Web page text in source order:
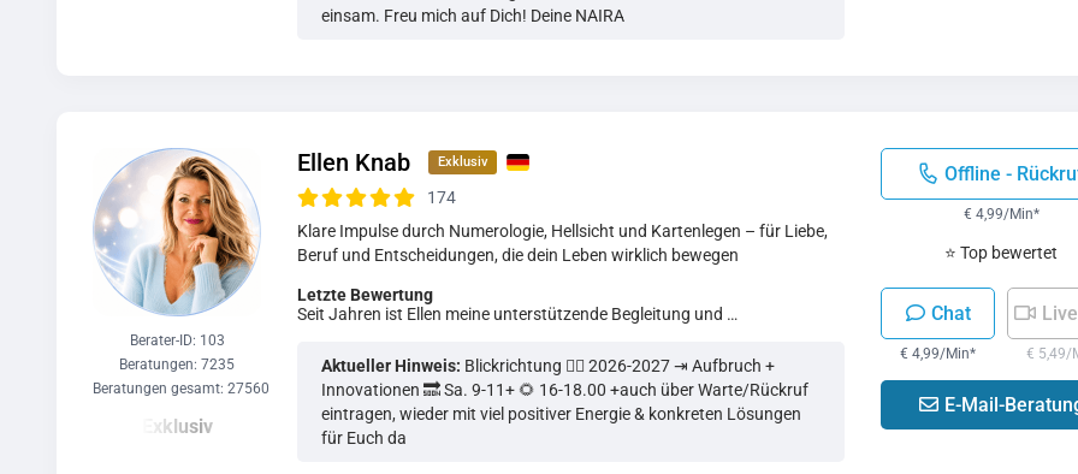
einsam. Freu mich auf Dich! Deine NAIRA
Ellen Knab
174
Klare Impulse durch Numerologie, Hellsicht und Kartenlegen – für Liebe,
Beruf und Entscheidungen, die dein Leben wirklich bewegen
Berater-ID: 103
Beratungen: 7235
Beratungen gesamt: 27560
Letzte Bewertung
Seit Jahren ist Ellen meine unterstützende Begleitung und …
Offline -
€ 4,99/Min*
⭐ Top bewertet
Chat
€ 4,99/Min* € 5,49/
E-Mail-
Aktueller Hinweis: Blickrichtung 👉🏻 2026-2027 ⇥ Aufbruch +
Innovationen 🔜 Sa. 9-11+ 🌻 16-18.00 +auch über Warte/Rückruf
eintragen, wieder mit viel positiver Energie & konkreten Lösungen
für Euch da